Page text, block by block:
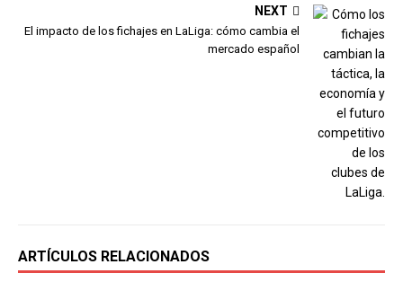
NEXT
El impacto de los fichajes en LaLiga: cómo cambia el
mercado español
ARTÍCULOS RELACIONADOS